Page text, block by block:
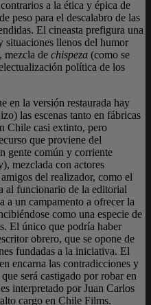
a la ética y épica de
peso para el descalabro de las
El cineasta prefigura una
situaciones llenos del humor
mezcla de chispeza (como se
política de los
en la versión restaurada hay
las escenas tanto en fábricas
Chile casi extinto, pero
que proviene del
gente común y corriente
mezclada con actores
amigos del realizador, como el
al funcionario de la editorial
a un campamento a ofrecer la
como una especie de
El único que podría haber
obrero, que se opone de
fundadas a la iniciativa. El
encarna las contradicciones y
será castigado por robar en
interpretado por Juan Carlos
cargo en Chile Films.